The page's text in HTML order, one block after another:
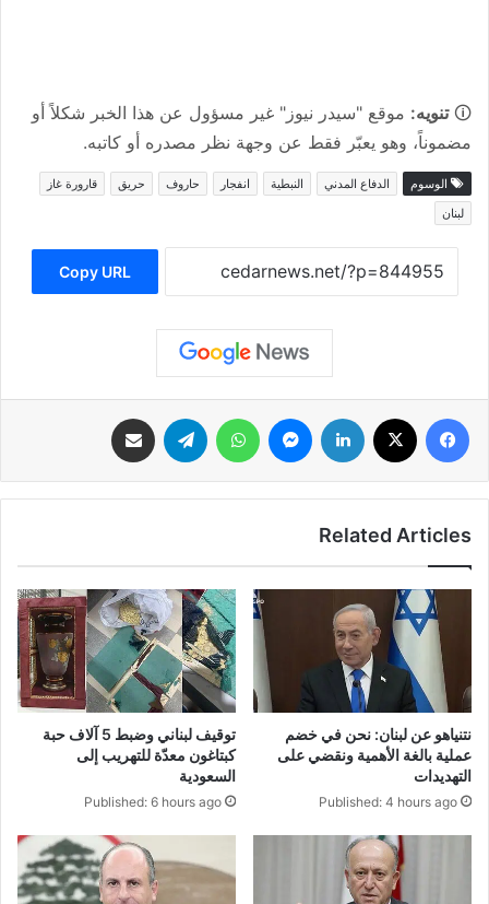
🛈تنويه: موقع "سيدر نيوز" غير مسؤول عن هذا الخبر شكلاً أو
مضموناً، وهو يعبّر فقط عن وجهة نظر مصدره أو كاتبه.
الوسوم الدفاع المدني النبطية انفجار حاروف حريق
قارورة غاز
لبنان
Copy URL
فيسبوك لينكدإن ماسنجر واتساب تيلقرام
Related Articles
نتنياهو عن لبنان: نحن في خضم
عملية بالغة الأهمية ونقضي على
التهديدات
Published: 4 hours ago
توقيف لبناني وضبط 5 آلاف حبة
كبتاغون معدّة للتهريب إلى
السعودية
Published: 6 hours ago